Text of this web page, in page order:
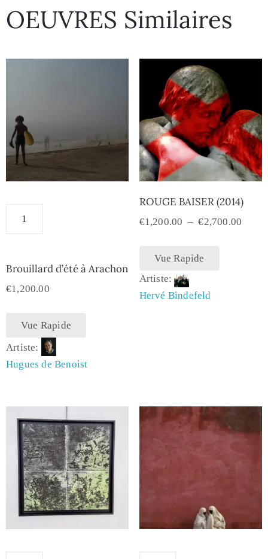
OEUVRES Similaires
Brouillard d’été à Arachon
€1,200.00
Vue Rapide
Artiste:
Hugues de Benoist
ROUGE BAISER (2014)
€1,200.00 – €2,700.00
Vue Rapide
Artiste:
Hervé Bindefeld